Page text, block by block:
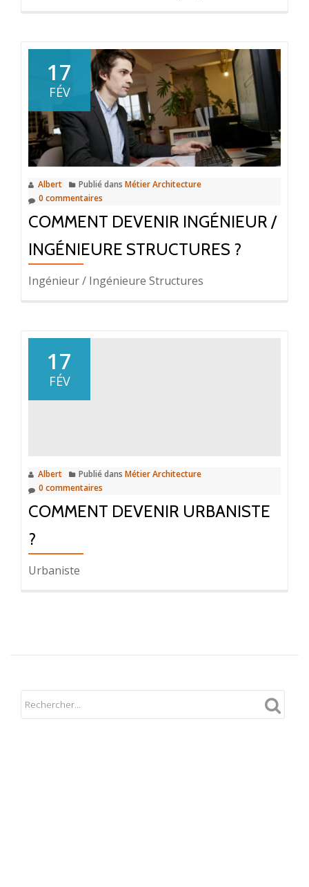
17
FÉV
Albert Publié dans Métier Architecture
0 commentaires
COMMENT DEVENIR INGÉNIEUR /
INGÉNIEURE STRUCTURES ?
Ingénieur / Ingénieure Structures
17
FÉV
Albert Publié dans Métier Architecture
0 commentaires
COMMENT DEVENIR URBANISTE
?
Urbaniste